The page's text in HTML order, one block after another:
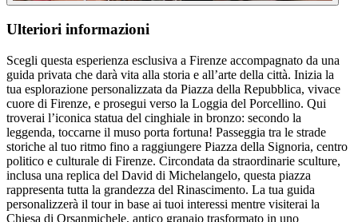
Ulteriori informazioni
Scegli questa esperienza esclusiva a Firenze accompagnato da una
guida privata che darà vita alla storia e all’arte della città. Inizia la
tua esplorazione personalizzata da Piazza della Repubblica, vivace
cuore di Firenze, e prosegui verso la Loggia del Porcellino. Qui
troverai l’iconica statua del cinghiale in bronzo: secondo la
leggenda, toccarne il muso porta fortuna! Passeggia tra le strade
storiche al tuo ritmo fino a raggiungere Piazza della Signoria, centro
politico e culturale di Firenze. Circondata da straordinarie sculture,
inclusa una replica del David di Michelangelo, questa piazza
rappresenta tutta la grandezza del Rinascimento. La tua guida
personalizzerà il tour in base ai tuoi interessi mentre visiterai la
Chiesa di Orsanmichele, antico granaio trasformato in uno